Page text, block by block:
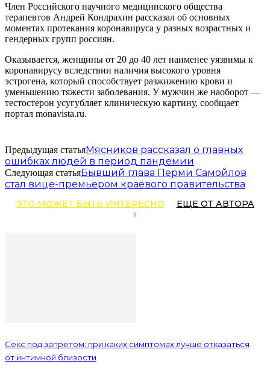
Член Российского научного медицинского общества
терапевтов Андрей Кондрахин рассказал об основных
моментах протекания коронавируса у разных возрастных и
гендерных групп россиян.
Оказывается, женщины от 20 до 40 лет наименее уязвимы к
коронавирусу вследствии наличия высокого уровня
эстрогена, который способствует разжижению крови и
уменьшению тяжести заболевания. У мужчин же наоборот —
тестостерон усугубляет клиническую картину, сообщает
портал monavista.ru.
Предыдущая статьяМясников рассказал о главных
ошибках людей в период пандемии
Следующая статьяБывший глава Перми Самойлов
стал вице-премьером краевого правительства
ЭТО МОЖЕТ БЫТЬ ИНТЕРЕСНО ЕЩЕ ОТ АВТОРА
Секс под запретом: при каких симптомах лучше отказаться
от интимной близости